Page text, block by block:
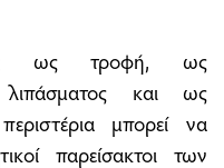
ως τροφή, ως
και ως
μπορεί να
παρείσακτοι των